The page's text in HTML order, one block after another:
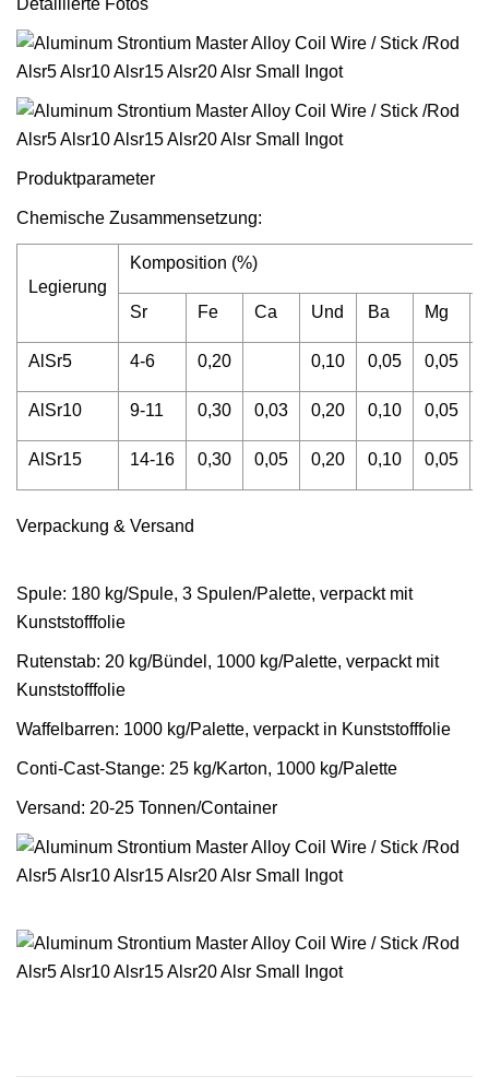
Detaillierte Fotos
Produktparameter
Chemische Zusammensetzung:
Legierung
Komposition (%)
Sr Fe Ca Und Ba Mg
AlSr5 4-6 0,20 0,10 0,05 0,05
AlSr10 9-11 0,30 0,03 0,20 0,10 0,05
AlSr15 14-16 0,30 0,05 0,20 0,10 0,05
Verpackung & Versand
Spule: 180 kg/Spule, 3 Spulen/Palette, verpackt mit
Kunststofffolie
Rutenstab: 20 kg/Bündel, 1000 kg/Palette, verpackt mit
Kunststofffolie
Waffelbarren: 1000 kg/Palette, verpackt in Kunststofffolie
Conti-Cast-Stange: 25 kg/Karton, 1000 kg/Palette
Versand: 20-25 Tonnen/Container